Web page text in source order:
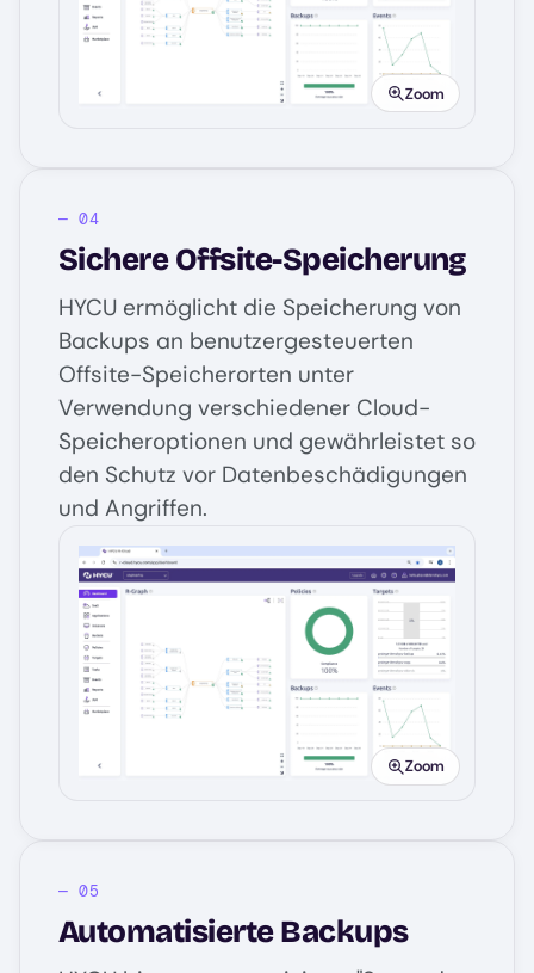
Zoom
Sichere Offsite-Speicherung
HYCU ermöglicht die Speicherung von
Backups an benutzergesteuerten
Offsite-Speicherorten unter
Verwendung verschiedener Cloud-
Speicheroptionen und gewährleistet so
den Schutz vor Datenbeschädigungen
und Angriffen.
Image
Zoom
Automatisierte Backups